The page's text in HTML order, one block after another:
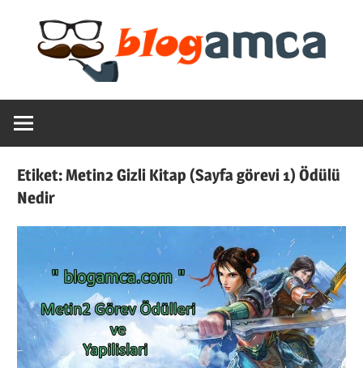
content
Blogamca
2025
Haber,
Blogların
Amcası
Etiket:Metin2 Gizli Kitap (Sayfa görevi 1) Ödülü
Nedir